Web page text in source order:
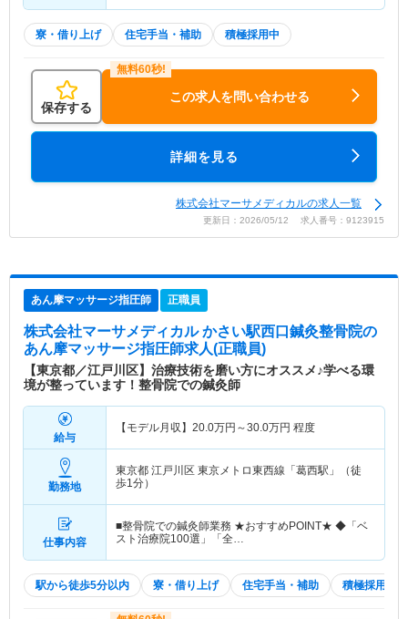
寮・借り上げ 住宅手当・補助 積極採用中
保存する
この求人を問い合わせる
詳細を見る
株式会社マーサメディカルの求人一覧
更新日：2026/05/12 求人番号：9123915
あん摩マッサージ指圧師 正職員
株式会社マーサメディカル かさい駅西口鍼灸整骨院の
あん摩マッサージ指圧師求人(正職員)
【東京都／江戸川区】治療技術を磨い方にオススメ♪学べる環
境が整っています！整骨院での鍼灸師
給与
【モデル月収】 20.0万円～30.0万円 程度
勤務地
東京都 江戸川区 東京メトロ東西線「葛西駅」（徒
歩1分）
仕事内容
■整骨院での鍼灸師業務 ★おすすめPOINT★ ◆「ベ
スト治療院100選」「全…
駅から徒歩5分以内 寮・借り上げ 住宅手当・補助 積極採用中